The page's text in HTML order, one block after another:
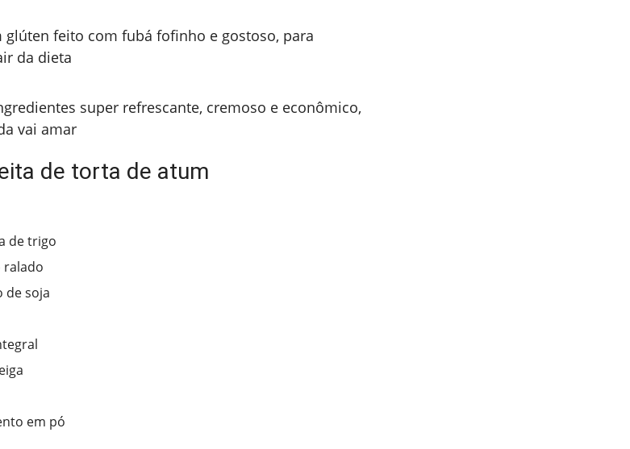
glúten feito com fubá fofinho e gostoso, para
da dieta
super refrescante, cremoso e econômico,
vai amar
de torta de atum
de trigo
ralado
de soja
em pó